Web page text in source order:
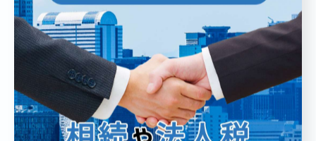
れており、継続的な学びの環境が整っています。
具体的な学習法としては、定期的なセミナー参加やオン
ライン講座の活用、現場でのOJT（実地研修）を組み合わ
せることが効果的です。また、コンサルタント育成講座
や経営コンサルタント養成講座でのケーススタディやグ
ループワークは、実践的な課題解決能力を養う上で大き